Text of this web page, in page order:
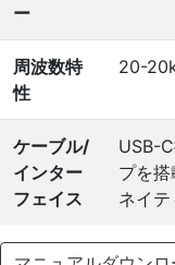
ー
周波数特
性
20-
ケーブル/
インター
フェイス
USB-
プを
ネイ